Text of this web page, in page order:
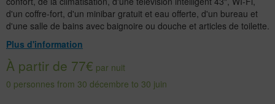
d'un coffre-fort, d'un minibar gratuit et eau offerte, d'un bureau et
d'une salle de bains avec baignoire ou douche et articles de toilette.
Plus d'information
À partir de 77€ par nuit
0 personnes from 30 décembre to 30 juin